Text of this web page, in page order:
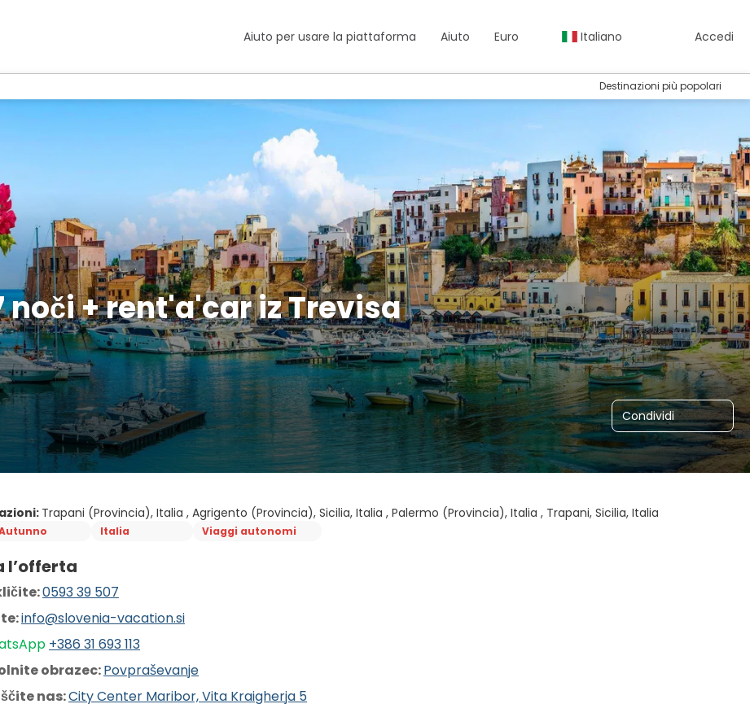
Aiuto per usare la piattaforma Aiuto Euro Italiano Accedi
Destinazioni più popolari
noči + rent'a'car iz Trevisa
Condividi
Trapani (Provincia), Italia , Agrigento (Provincia), Sicilia, Italia , Palermo (Provincia), Italia , Trapani, Sicilia, Italia
Italia Viaggi autonomi
l’offerta
0593 39 507
info@slovenia-vacation.si
+386 31 693 113
obrazec: Povpraševanje
nas: City Center Maribor, Vita Kraigherja 5